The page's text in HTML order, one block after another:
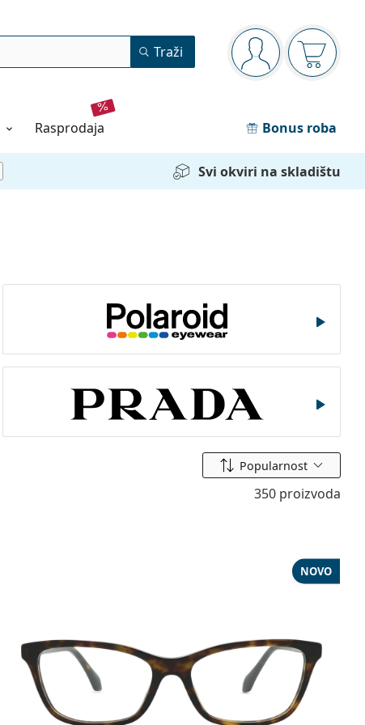
Navigacijska ploča
ste prijavljeni
Traži
rasprodaja Bonus roba
Svi okviri na skladištu
Sortiraj prema
Popularnost
350 proizvoda
NOVO